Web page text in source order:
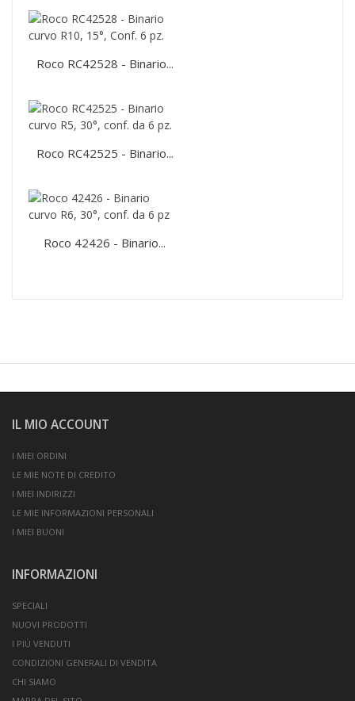
Roco RC42528 - Binario...
Roco RC42525 - Binario...
Roco 42426 - Binario...
IL MIO ACCOUNT
I MIEI ORDINI
LE MIE NOTE DI CREDITO
I MIEI INDIRIZZI
LE MIE INFORMAZIONI PERSONALI
I MIEI BUONI
INFORMAZIONI
SPECIALI
NUOVI PRODOTTI
I PIÙ VENDUTI
CONDIZIONI GENERALI DI VENDITA
CHI SIAMO